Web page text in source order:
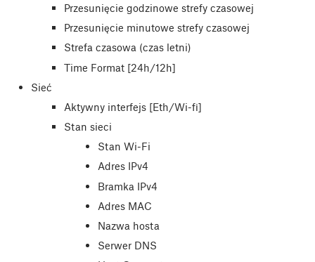
Przesunięcie godzinowe strefy czasowej
Przesunięcie minutowe strefy czasowej
Strefa czasowa (czas letni)
Time Format [24h/12h]
Sieć
Aktywny interfejs [Eth/Wi-fi]
Stan sieci
Stan Wi-Fi
Adres IPv4
Bramka IPv4
Adres MAC
Nazwa hosta
Serwer DNS